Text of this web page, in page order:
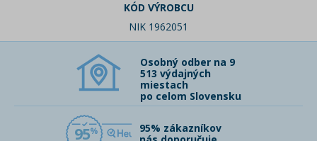
KÓD VÝROBCU
NIK 1962051
Osobný odber na 9
513 výdajných
miestach
po celom Slovensku
95
95% zákazníkov